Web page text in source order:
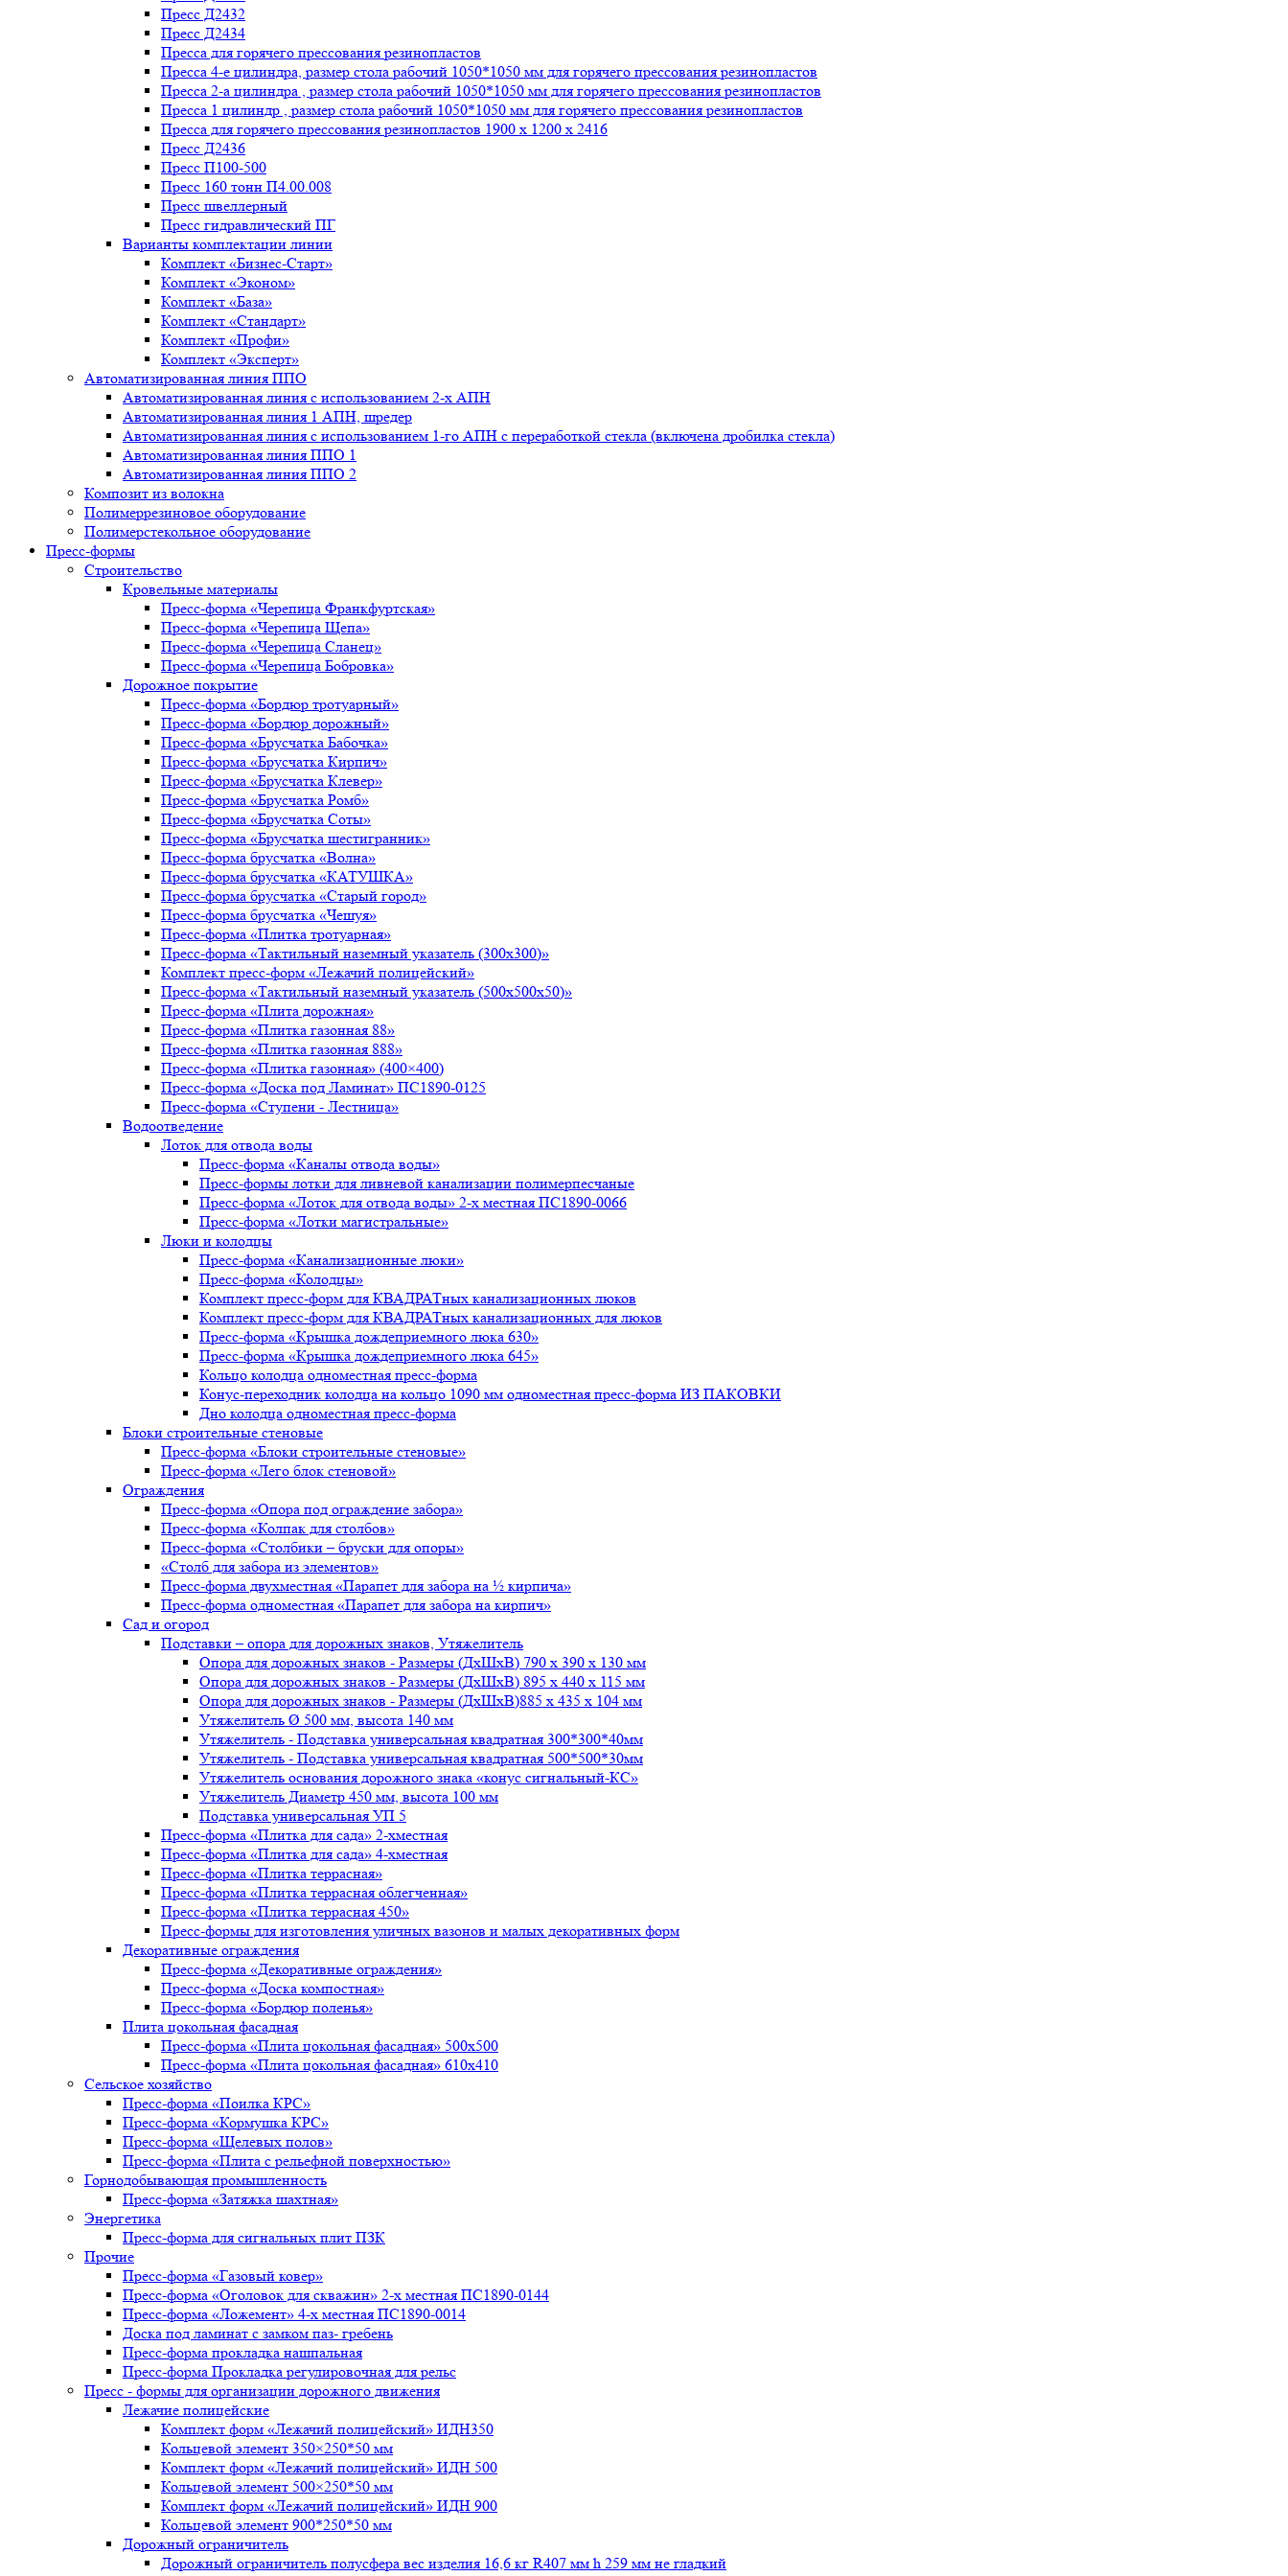
Пресс Д2432
Пресс Д2434
Пресса для горячего прессования резинопластов
Пресса 4-е цилиндра, размер стола рабочий 1050*1050 мм для горячего прессования резинопластов
Пресса 2-а цилиндра , размер стола рабочий 1050*1050 мм для горячего прессования резинопластов
Пресса 1 цилиндр , размер стола рабочий 1050*1050 мм для горячего прессования резинопластов
Пресса для горячего прессования резинопластов 1900 х 1200 х 2416
Пресс Д2436
Пресс П100-500
Пресс 160 тонн П4.00.008
Пресс швеллерный
Пресс гидравлический ПГ
Варианты комплектации линии
Комплект «Бизнес-Старт»
Комплект «Эконом»
Комплект «База»
Комплект «Стандарт»
Комплект «Профи»
Комплект «Эксперт»
Автоматизированная линия ППО
Автоматизированная линия с использованием 2-х АПН
Автоматизированная линия 1 АПН, шредер
Автоматизированная линия с использованием 1-го АПН с переработкой стекла (включена дробилка стекла)
Автоматизированная линия ППО 1
Автоматизированная линия ППО 2
Композит из волокна
Полимеррезиновое оборудование
Полимерстекольное оборудование
Пресс-формы
Строительство
Кровельные материалы
Пресс-форма «Черепица Франкфуртская»
Пресс-форма «Черепица Щепа»
Пресс-форма «Черепица Сланец»
Пресс-форма «Черепица Бобровка»
Дорожное покрытие
Пресс-форма «Бордюр тротуарный»
Пресс-форма «Бордюр дорожный»
Пресс-форма «Брусчатка Бабочка»
Пресс-форма «Брусчатка Кирпич»
Пресс-форма «Брусчатка Клевер»
Пресс-форма «Брусчатка Ромб»
Пресс-форма «Брусчатка Соты»
Пресс-форма «Брусчатка шестигранник»
Пресс-форма брусчатка «Волна»
Пресс-форма брусчатка «КАТУШКА»
Пресс-форма брусчатка «Старый город»
Пресс-форма брусчатка «Чешуя»
Пресс-форма «Плитка тротуарная»
Пресс-форма «Тактильный наземный указатель (300х300)»
Комплект пресс-форм «Лежачий полицейский»
Пресс-форма «Тактильный наземный указатель (500х500х50)»
Пресс-форма «Плита дорожная»
Пресс-форма «Плитка газонная 88»
Пресс-форма «Плитка газонная 888»
Пресс-форма «Плитка газонная» (400×400)
Пресс-форма «Доска под Ламинат» ПС1890-0125
Пресс-форма «Ступени - Лестница»
Водоотведение
Лоток для отвода воды
Пресс-форма «Каналы отвода воды»
Пресс-формы лотки для ливневой канализации полимерпесчаные
Пресс-форма «Лоток для отвода воды» 2-х местная ПС1890-0066
Пресс-форма «Лотки магистральные»
Люки и колодцы
Пресс-форма «Канализационные люки»
Пресс-форма «Колодцы»
Комплект пресс-форм для КВАДРАТных канализационных люков
Комплект пресс-форм для КВАДРАТных канализационных для люков
Пресс-форма «Крышка дождеприемного люка 630»
Пресс-форма «Крышка дождеприемного люка 645»
Кольцо колодца одноместная пресс-форма
Конус-переходник колодца на кольцо 1090 мм одноместная пресс-форма ИЗ ПАКОВКИ
Дно колодца одноместная пресс-форма
Блоки строительные стеновые
Пресс-форма «Блоки строительные стеновые»
Пресс-форма «Лего блок стеновой»
Ограждения
Пресс-форма «Опора под ограждение забора»
Пресс-форма «Колпак для столбов»
Пресс-форма «Столбики – бруски для опоры»
«Столб для забора из элементов»
Пресс-форма двухместная «Парапет для забора на ½ кирпича»
Пресс-форма одноместная «Парапет для забора на кирпич»
Сад и огород
Подставки – опора для дорожных знаков, Утяжелитель
Опора для дорожных знаков - Размеры (ДxШxВ) 790 x 390 x 130 мм
Опора для дорожных знаков - Размеры (ДxШxВ) 895 x 440 x 115 мм
Опора для дорожных знаков - Размеры (ДxШxВ)885 x 435 x 104 мм
Утяжелитель Ø 500 мм, высота 140 мм
Утяжелитель - Подставка универсальная квадратная 300*300*40мм
Утяжелитель - Подставка универсальная квадратная 500*500*30мм
Утяжелитель основания дорожного знака «конус сигнальный-КС»
Утяжелитель Диаметр 450 мм, высота 100 мм
Подставка универсальная УП 5
Пресс-форма «Плитка для сада» 2-хместная
Пресс-форма «Плитка для сада» 4-хместная
Пресс-форма «Плитка террасная»
Пресс-форма «Плитка террасная облегченная»
Пресс-форма «Плитка террасная 450»
Пресс-формы для изготовления уличных вазонов и малых декоративных форм
Декоративные ограждения
Пресс-форма «Декоративные ограждения»
Пресс-форма «Доска компостная»
Пресс-форма «Бордюр поленья»
Плита цокольная фасадная
Пресс-форма «Плита цокольная фасадная» 500х500
Пресс-форма «Плита цокольная фасадная» 610х410
Сельское хозяйство
Пресс-форма «Поилка КРС»
Пресс-форма «Кормушка КРС»
Пресс-форма «Щелевых полов»
Пресс-форма «Плита с рельефной поверхностью»
Горнодобывающая промышленность
Пресс-форма «Затяжка шахтная»
Энергетика
Пресс-форма для сигнальных плит ПЗК
Прочие
Пресс-форма «Газовый ковер»
Пресс-форма «Оголовок для скважин» 2-х местная ПС1890-0144
Пресс-форма «Ложемент» 4-х местная ПС1890-0014
Доска под ламинат с замком паз- гребень
Пресс-форма прокладка нашпальная
Пресс-форма Прокладка регулировочная для рельс
Пресс - формы для организации дорожного движения
Лежачие полицейские
Комплект форм «Лежачий полицейский» ИДН350
Кольцевой элемент 350×250*50 мм
Комплект форм «Лежачий полицейский» ИДН 500
Кольцевой элемент 500×250*50 мм
Комплект форм «Лежачий полицейский» ИДН 900
Кольцевой элемент 900*250*50 мм
Дорожный ограничитель
Дорожный ограничитель полусфера вес изделия 16,6 кг R407 мм h 259 мм не гладкий